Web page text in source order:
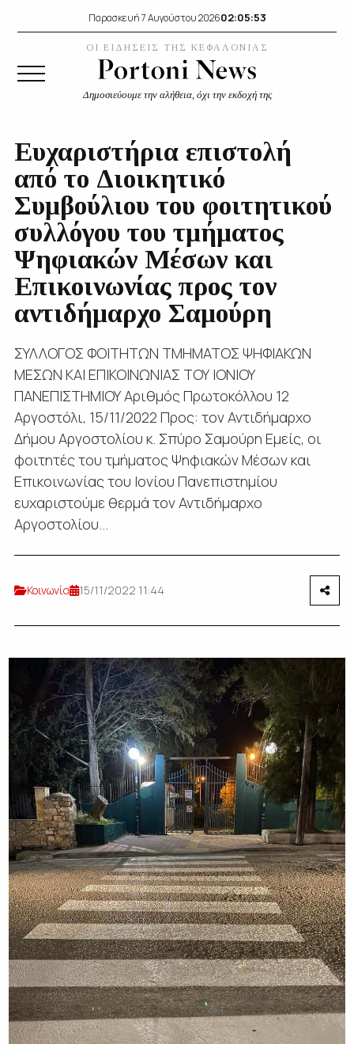
Παρασκευή 7 Αυγούστου 202602:05:54
ΟΙ ΕΙΔΗΣΕΙΣ ΤΗΣ ΚΕΦΑΛΟΝΙΑΣ
Δημοσιεύουμε την αλήθεια, όχι την εκδοχή της
Ευχαριστήρια επιστολή
από το Διοικητικό
Συμβούλιου του φοιτητικού
συλλόγου του τμήματος
Ψηφιακών Μέσων και
Επικοινωνίας προς τον
αντιδήμαρχο Σαμούρη
ΣΥΛΛΟΓΟΣ ΦΟΙΤΗΤΩΝ ΤΜΗΜΑΤΟΣ ΨΗΦΙΑΚΩΝ
ΜΕΣΩΝ ΚΑΙ ΕΠΙΚΟΙΝΩΝΙΑΣ ΤΟΥ ΙΟΝΙΟΥ
ΠΑΝΕΠΙΣΤΗΜΙΟΥ Αριθμός Πρωτοκόλλου 12
Αργοστόλι, 15/11/2022 Προς: τον Αντιδήμαρχο
Δήμου Αργοστολίου κ. Σπύρο Σαμούρη Εμείς, οι
φοιτητές του τμήματος Ψηφιακών Μέσων και
Επικοινωνίας του Ιονίου Πανεπιστημίου
ευχαριστούμε θερμά τον Αντιδήμαρχο
Αργοστολίου...
Κοινωνία 15/11/2022 11:44